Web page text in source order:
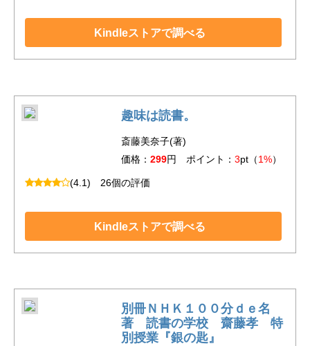
Kindleストアで調べる
趣味は読書。
斎藤美奈子(著)
価格： 299円 ポイント： 3pt（1%）
(4.1) 26個の評価
Kindleストアで調べる
別冊ＮＨＫ１００分ｄｅ名
著 読書の学校 齋藤孝 特
別授業『銀の匙』